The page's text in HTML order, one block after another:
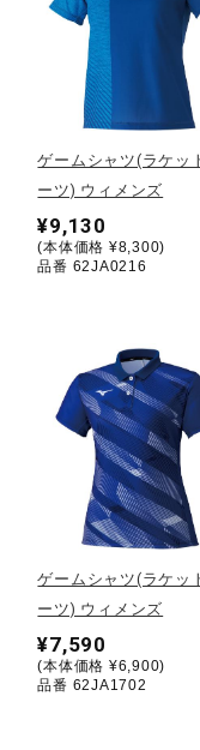
柔道
ウィンタ
ワーキング
ライフス
インナー
寝具／ミ
アウトドア
ゲームシャツ(ラケッ
ーツ) ウィメンズ
¥9,130
(本体価格 ¥8,300)
品番 62JA0216
ゲームシャツ(ラケッ
ーツ) ウィメンズ
¥7,590
(本体価格 ¥6,900)
品番 62JA1702